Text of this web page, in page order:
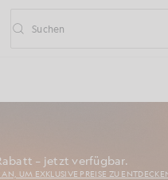
Vorausschauende Suche
Suchen
– jetzt verfügbar.
UM EXKLUSIVE PREISE ZU